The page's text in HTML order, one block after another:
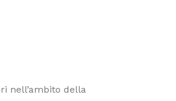
nell’ambito della